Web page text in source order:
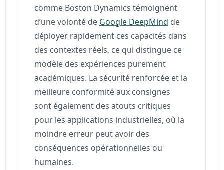
comme Boston Dynamics témoignent
d’une volonté de Google DeepMind de
déployer rapidement ces capacités dans
des contextes réels, ce qui distingue ce
modèle des expériences purement
académiques. La sécurité renforcée et la
meilleure conformité aux consignes
sont également des atouts critiques
pour les applications industrielles, où la
moindre erreur peut avoir des
conséquences opérationnelles ou
humaines.